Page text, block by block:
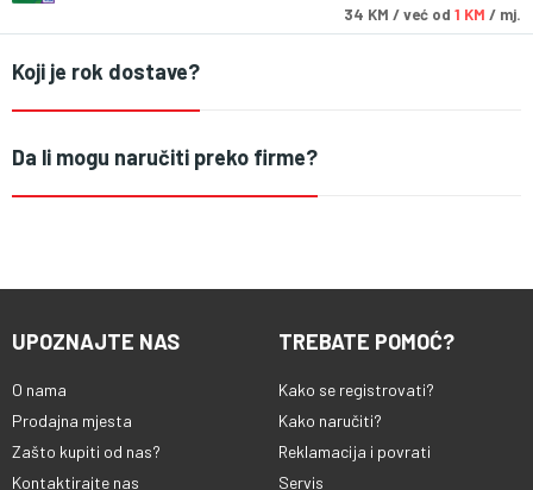
34 KM / već od 1 KM / mj.
Koji je rok dostave?
Da li mogu naručiti preko firme?
UPOZNAJTE NAS
O nama
Prodajna mjesta
Zašto kupiti od nas?
Kontaktirajte nas
TREBATE POMOĆ?
Kako se registrovati?
Kako naručiti?
Reklamacija i povrati
Servis